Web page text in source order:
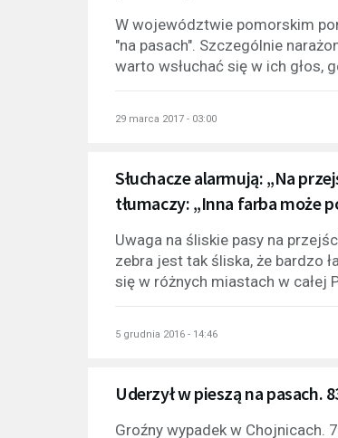
W województwie pomorskim
"na pasach". Szczególnie
warto wsłuchać się w ich głos,
29 marca 2017 - 03:00
Słuchacze alarmują: „Na
tłumaczy: „Inna farba może
Uwaga na śliskie pasy na
zebra jest tak śliska, że bardzo
się w różnych miastach w całej
5 grudnia 2016 - 14:46
Uderzył w pieszą na pasach.
Groźny wypadek w Chojnicach.